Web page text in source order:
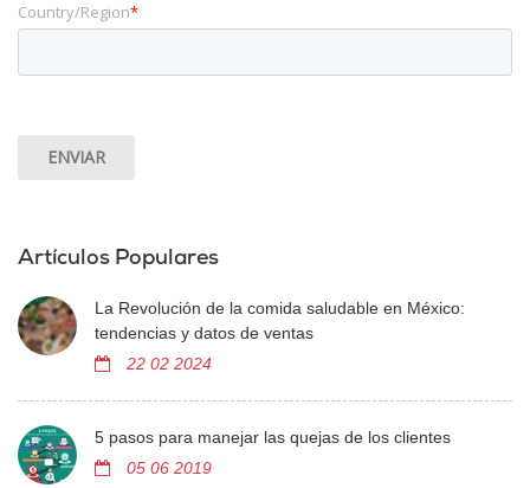
Country/Region*
Artículos Populares
La Revolución de la comida saludable en México:
tendencias y datos de ventas
22 02 2024
5 pasos para manejar las quejas de los clientes
05 06 2019